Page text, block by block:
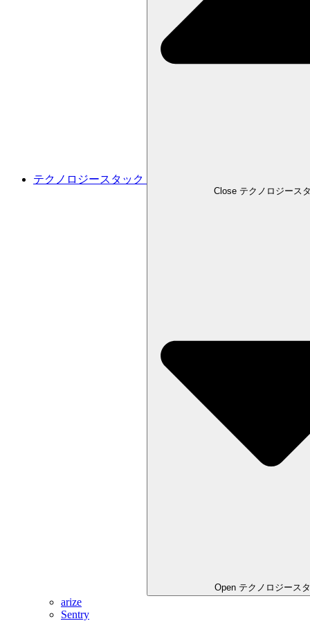
テクノロジースタック
Close テクノロジース
Open テクノロジース
arize
Sentry